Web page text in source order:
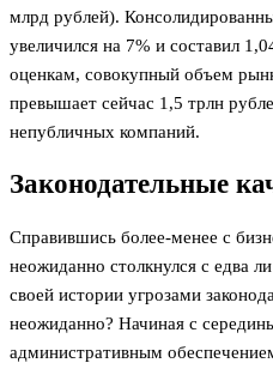
млрд рублей).
увеличился на 7% и составил
оценкам, совокупный объем
превышает сейчас 1,5 трлн
непубличных компаний.
Законодательные
Справившись более-менее с
неожиданно столкнулся с едва
своей истории угрозами
неожиданно? Начиная с
административным